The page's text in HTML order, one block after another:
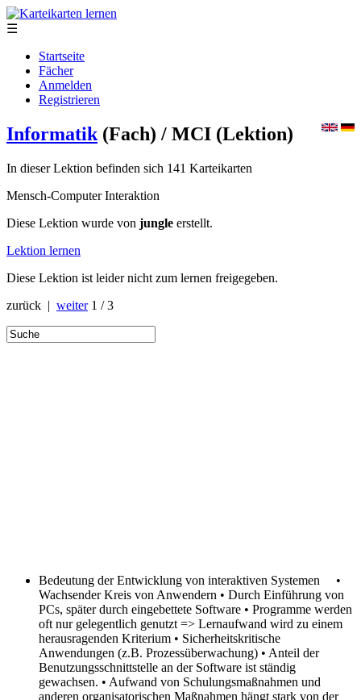
☰
Startseite
Fächer
Anmelden
Registrieren
Informatik (Fach) / MCI (Lektion)
In dieser Lektion befinden sich 141 Karteikarten
Mensch-Computer Interaktion
Diese Lektion wurde von jungle erstellt.
Lektion lernen
Diese Lektion ist leider nicht zum lernen freigegeben.
zurück | weiter 1 / 3
Bedeutung der Entwicklung von interaktiven Systemen
•
Wachsender Kreis von Anwendern • Durch Einführung von
PCs, später durch eingebettete Software • Programme werden
oft nur gelegentlich genutzt => Lernaufwand wird zu einem
herausragenden Kriterium • Sicherheitskritische
Anwendungen (z.B. Prozessüberwachung) • Anteil der
Benutzungsschnittstelle an der Software ist ständig
gewachsen. • Aufwand von Schulungsmaßnahmen und
anderen organisatorischen Maßnahmen hängt stark von der